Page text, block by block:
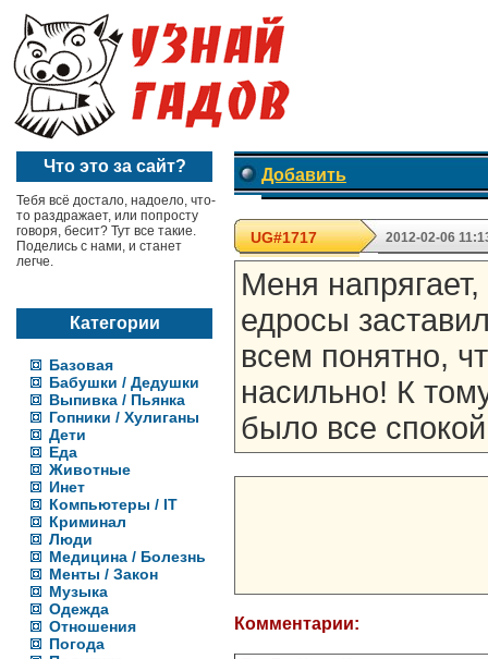
Что это за сайт?
Тебя всё достало, надоело, что-
то раздражает, или попросту
говоря, бесит? Тут все такие.
Поделись с нами, и станет
легче.
Категории
Базовая
Бабушки / Дедушки
Выпивка / Пьянка
Гопники / Хулиганы
Дети
Еда
Животные
Инет
Компьютеры / IT
Криминал
Люди
Медицина / Болезнь
Менты / Закон
Музыка
Одежда
Отношения
Погода
Добавить
UG#1717 2012-02-06
Меня
едросы
всем понятно,
насильно! К
было все
Комментарии: